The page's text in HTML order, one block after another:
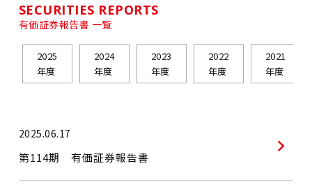
SECURITIES REPORTS
有価証券報告書 一覧
2025
年度
2024
年度
2023
年度
2022
年度
2021
年度
2025.06.17
第114期 有価証券報告書